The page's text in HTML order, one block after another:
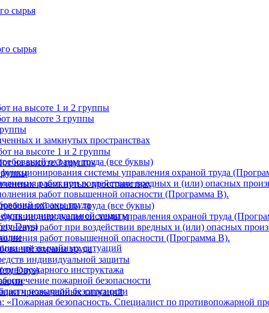
сырья
на высоте 1 и 2 группы
на высоте 3 группы
и замкнутых пространствах
охраны труда (все буквы)
системы управления охраной труда
работ при воздействии вредных и (или) опасных
работ повышенной опасности (Программа В).
охраны труда
индивидуальной защиты
Days)
чрезвычайных ситуаций
инструктажа
пожарной безопасности
пожарной безопасности
«Пожарная безопасность. Специалист по противопожарной
сырья
на высоте 1 и 2 группы
на высоте 3 группы
и замкнутых пространствах
охраны труда (все буквы)
системы управления охраной труда
работ при воздействии вредных и (или) опасных
работ повышенной опасности (Программа В).
охраны труда
индивидуальной защиты
Days)
чрезвычайных ситуаций